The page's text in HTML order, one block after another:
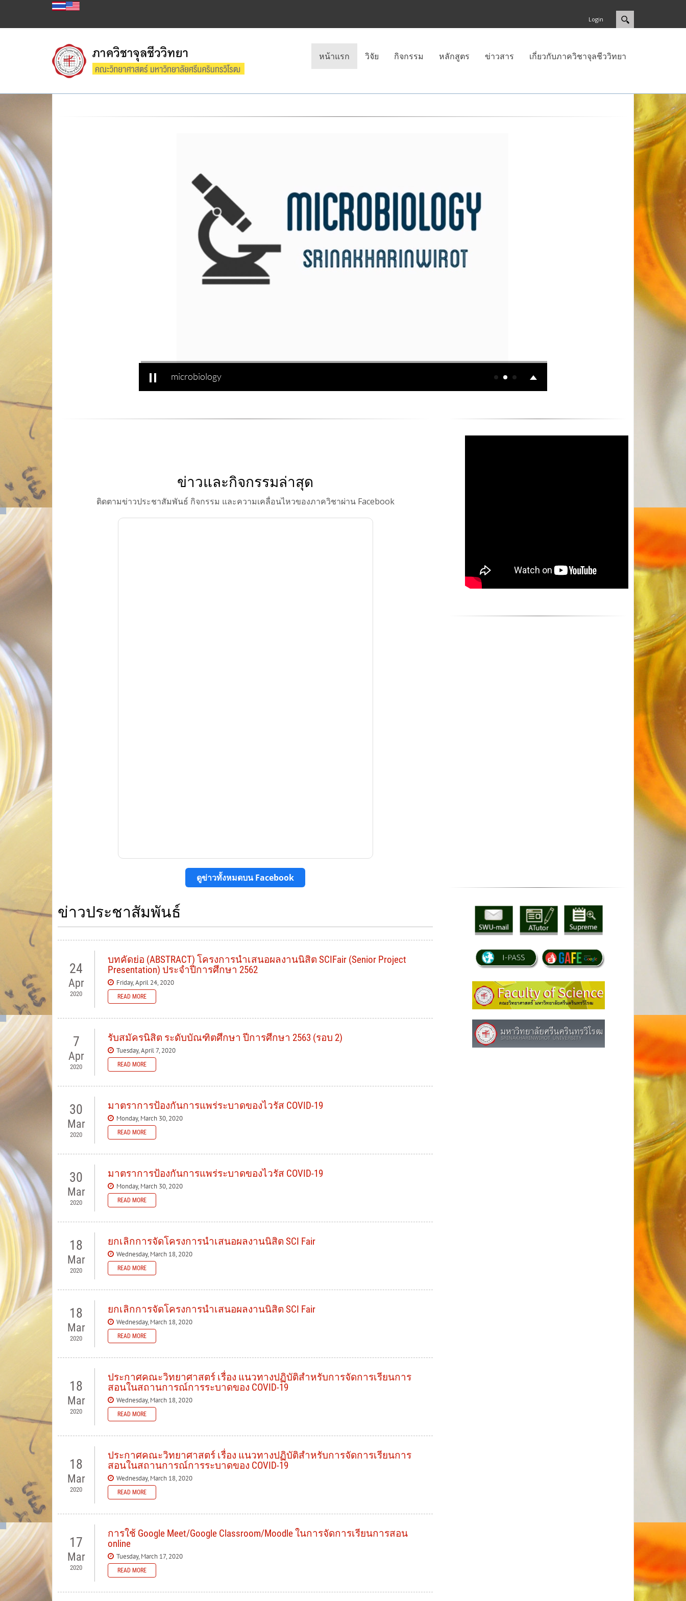
Login
หน้าแรก วิจัย กิจกรรม หลักสูตร ข่าวสาร เกี่ยวกับภาควิชาจุลชีววิทยา
microbiology
ข่าวและกิจกรรมล่าสุด
ติดตามข่าวประชาสัมพันธ์ กิจกรรม และความเคลื่อนไหวของภาควิชาผ่าน Facebook
ดูข่าวทั้งหมดบน Facebook
ข่าวประชาสัมพันธ์
24
Apr
2020
บทคัดย่อ (ABSTRACT) โครงการนำเสนอผลงานนิสิต SCIFair (Senior Project
Presentation) ประจำปีการศึกษา 2562
Friday, April 24, 2020
READ MORE
7
Apr
2020
รับสมัครนิสิต ระดับบัณฑิตศึกษา ปีการศึกษา 2563 (รอบ 2)
Tuesday, April 7, 2020
READ MORE
30
Mar
2020
มาตราการป้องกันการแพร่ระบาดของไวรัส COVID-19
Monday, March 30, 2020
READ MORE
30
Mar
2020
มาตราการป้องกันการแพร่ระบาดของไวรัส COVID-19
Monday, March 30, 2020
READ MORE
18
Mar
2020
ยกเลิกการจัดโครงการนำเสนอผลงานนิสิต SCI Fair
Wednesday, March 18, 2020
READ MORE
18
Mar
2020
ยกเลิกการจัดโครงการนำเสนอผลงานนิสิต SCI Fair
Wednesday, March 18, 2020
READ MORE
18
Mar
2020
ประกาศคณะวิทยาศาสตร์ เรื่อง แนวทางปฏิบัติสำหรับการจัดการเรียนการ
สอนในสถานการณ์การระบาดของ COVID-19
Wednesday, March 18, 2020
READ MORE
18
Mar
2020
ประกาศคณะวิทยาศาสตร์ เรื่อง แนวทางปฏิบัติสำหรับการจัดการเรียนการ
สอนในสถานการณ์การระบาดของ COVID-19
Wednesday, March 18, 2020
READ MORE
17
Mar
2020
การใช้ Google Meet/Google Classroom/Moodle ในการจัดการเรียนการสอน
online
Tuesday, March 17, 2020
READ MORE